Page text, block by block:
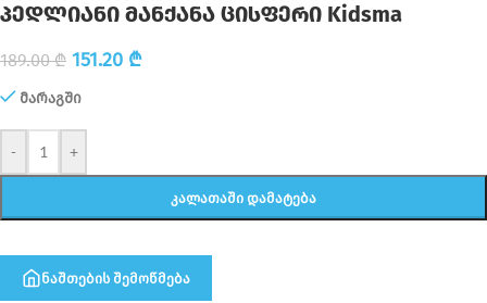
პედლიანი მანქანა ცისფერი Kidsma
189.00₾ 151.20 ₾
მარაგში
- +
ᲙᲐᲚᲐᲗᲐᲨᲘ ᲓᲐᲛᲐᲢᲔᲑᲐ
ნაშთების შემოწმება